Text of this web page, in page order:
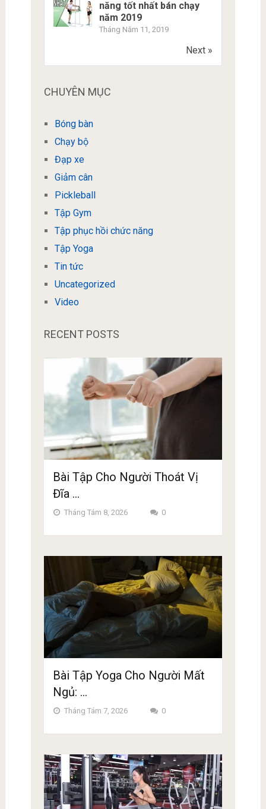
năng tốt nhất bán chạy
năm 2019
Tháng Năm 11, 2019
Next »
CHUYÊN MỤC
Bóng bàn
Chạy bộ
Đạp xe
Giảm cân
Pickleball
Tập Gym
Tập phục hồi chức năng
Tập Yoga
Tin tức
Uncategorized
Video
RECENT POSTS
Bài Tập Cho Người Thoát Vị
Đĩa …
Tháng Tám 8, 2026 0
Bài Tập Yoga Cho Người Mất
Ngủ: …
Tháng Tám 7, 2026 0